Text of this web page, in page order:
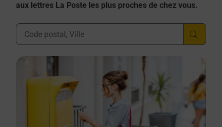
aux lettres La Poste les plus proches de chez vous.
Ville, Département, Code Postal